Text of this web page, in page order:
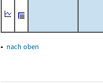
▴ nach oben